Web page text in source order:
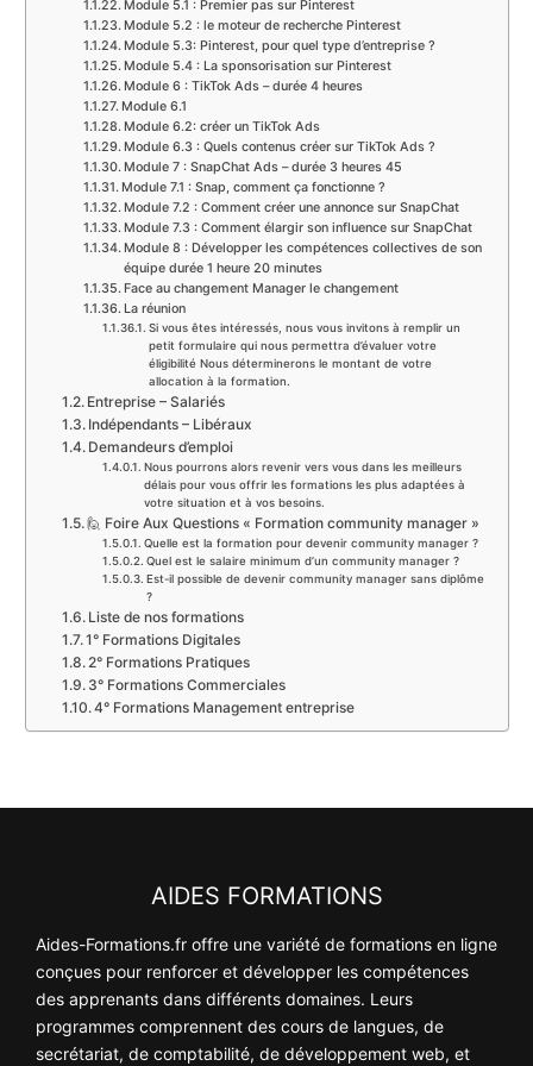
Module 5.1 : Premier pas sur Pinterest
Module 5.2 : le moteur de recherche Pinterest
Module 5.3: Pinterest, pour quel type d’entreprise ?
Module 5.4 : La sponsorisation sur Pinterest
Module 6 : TikTok Ads – durée 4 heures
Module 6.1
Module 6.2: créer un TikTok Ads
Module 6.3 : Quels contenus créer sur TikTok Ads ?
Module 7 : SnapChat Ads – durée 3 heures 45
Module 7.1 : Snap, comment ça fonctionne ?
Module 7.2 : Comment créer une annonce sur SnapChat
Module 7.3 : Comment élargir son influence sur SnapChat
Module 8 : Développer les compétences collectives de son
équipe durée 1 heure 20 minutes
Face au changement Manager le changement
La réunion
Si vous êtes intéressés, nous vous invitons à remplir un
petit formulaire qui nous permettra d’évaluer votre
éligibilité Nous déterminerons le montant de votre
allocation à la formation.
Entreprise – Salariés
Indépendants – Libéraux
Demandeurs d’emploi
Nous pourrons alors revenir vers vous dans les meilleurs
délais pour vous offrir les formations les plus adaptées à
votre situation et à vos besoins.
🙋 Foire Aux Questions « Formation community manager »
Quelle est la formation pour devenir community manager ?
Quel est le salaire minimum d’un community manager ?
Est-il possible de devenir community manager sans diplôme
?
Liste de nos formations
1° Formations Digitales
2° Formations Pratiques
3° Formations Commerciales
4° Formations Management entreprise
AIDES FORMATIONS
Aides-Formations.fr offre une variété de formations en ligne
conçues pour renforcer et développer les compétences
des apprenants dans différents domaines. Leurs
programmes comprennent des cours de langues, de
secrétariat, de comptabilité, de développement web, et